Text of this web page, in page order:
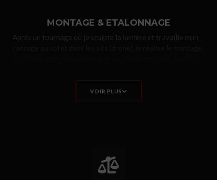
MONTAGE & ETALONNAGE
Après un tournage où je sculpte la lumière et travaille mon
affinant les couleurs de l’image. Je crée des effets visuels au
VOIR PLUS